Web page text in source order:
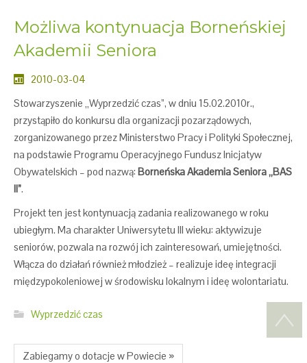
Możliwa kontynuacja Borneńskiej
Akademii Seniora
2010-03-04
Stowarzyszenie „Wyprzedzić czas”, w dniu 15.02.2010r.,
przystąpiło do konkursu dla organizacji pozarządowych,
zorganizowanego przez Ministerstwo Pracy i Polityki Społecznej,
na podstawie Programu Operacyjnego Fundusz Inicjatyw
Obywatelskich – pod nazwą: Borneńska Akademia Seniora „BAS
II”.
Projekt ten jest kontynuacją zadania realizowanego w roku
ubiegłym. Ma charakter Uniwersytetu III wieku: aktywizuje
seniorów, pozwala na rozwój ich zainteresowań, umiejętności.
Włącza do działań również młodzież – realizuje ideę integracji
międzypokoleniowej w środowisku lokalnym i ideę wolontariatu.
Wyprzedzić czas
Zabiegamy o dotacje w Powiecie »